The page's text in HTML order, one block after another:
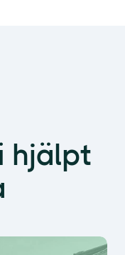
hjälpt